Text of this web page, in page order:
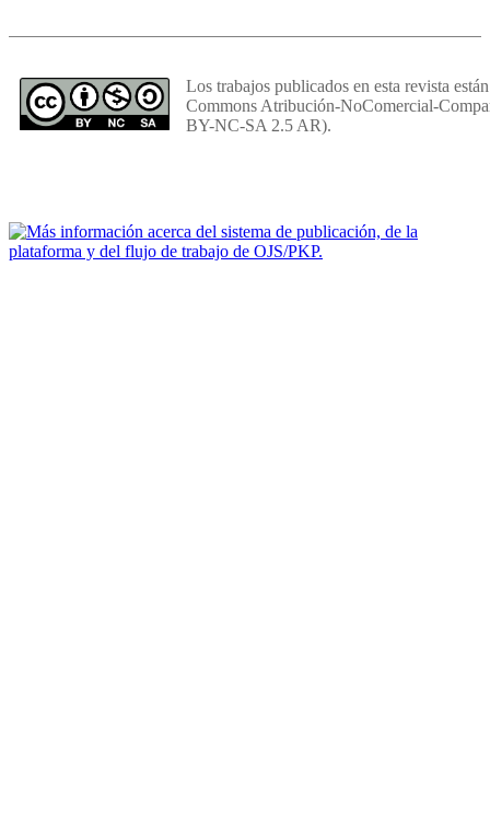
Los trabajos publicados en esta revista
Commons Atribución-NoComercial-
BY-NC-SA 2.5 AR).